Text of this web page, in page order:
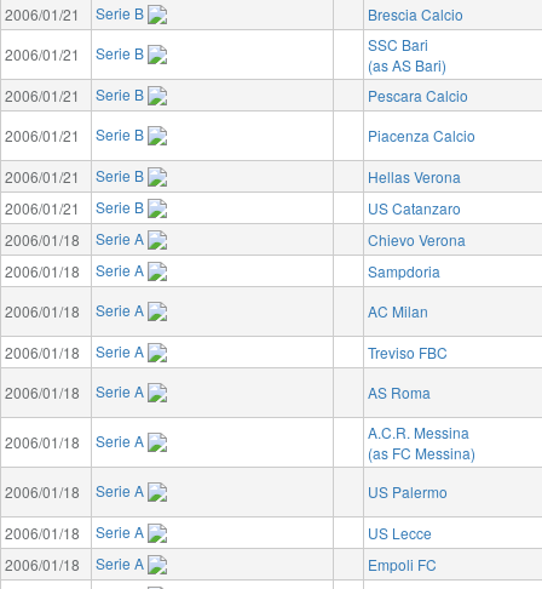
2006/01/21
Serie B
Brescia Calcio
2006/01/21
Serie B
SSC Bari
(as AS Bari)
2006/01/21
Serie B
Pescara Calcio
2006/01/21
Serie B
Piacenza Calcio
2006/01/21
Serie B
Hellas Verona
2006/01/21
Serie B
US Catanzaro
2006/01/18
Serie A
Chievo Verona
2006/01/18
Serie A
Sampdoria
2006/01/18
Serie A
AC Milan
2006/01/18
Serie A
Treviso FBC
2006/01/18
Serie A AS Roma
2006/01/18 Serie A
A.C.R. Messina
(as FC Messina)
2006/01/18
Serie A
US Palermo
2006/01/18
Serie A
US Lecce
2006/01/18
Serie A
Empoli FC